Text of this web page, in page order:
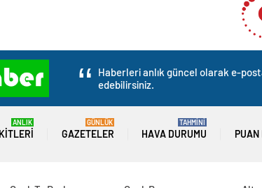
Haberleri anlık güncel olarak e-
edebilirsiniz.
ANLIK
GAZETELER
GÜNLÜK
HAVA DURUMU
TAHMİNİ
PUAN